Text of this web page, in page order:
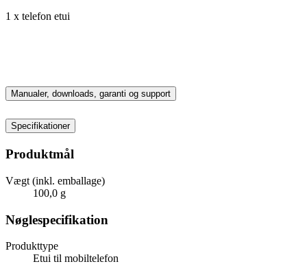
1 x telefon etui
Manualer, downloads, garanti og support
Specifikationer
Produktmål
Vægt (inkl. emballage)
100,0 g
Nøglespecifikation
Produkttype
Etui til mobiltelefon